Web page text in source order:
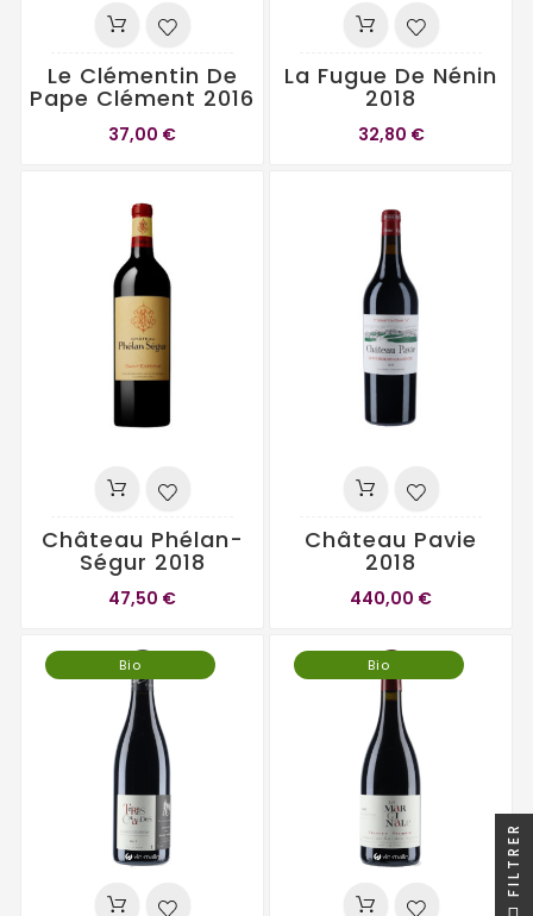
Le Clémentin De
Pape Clément 2016
37,00 €
La Fugue De Nénin
2018
32,80 €
Château Phélan-
Ségur 2018
47,50 €
Château Pavie
2018
440,00 €
Bio Bio
FILTRER